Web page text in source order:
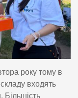
року тому в
входять
Більшість